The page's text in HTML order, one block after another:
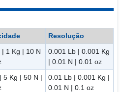
Resolução
| 1 Kg | 10 N
0.001 Lb | 0.001 Kg
| 0.01 N | 0.01 oz
5 Kg | 50 N |
0.01 Lb | 0.001 Kg |
0.01 N | 0.1 oz